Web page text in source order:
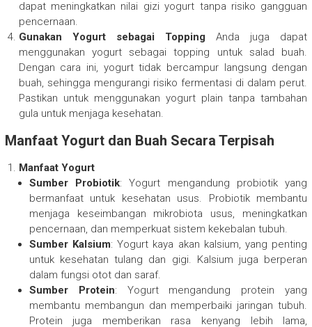
dapat meningkatkan nilai gizi yogurt tanpa risiko gangguan
pencernaan.
Gunakan Yogurt sebagai Topping Anda juga dapat
menggunakan yogurt sebagai topping untuk salad buah.
Dengan cara ini, yogurt tidak bercampur langsung dengan
buah, sehingga mengurangi risiko fermentasi di dalam perut.
Pastikan untuk menggunakan yogurt plain tanpa tambahan
gula untuk menjaga kesehatan.
Manfaat Yogurt dan Buah Secara Terpisah
Manfaat Yogurt
Sumber Probiotik: Yogurt mengandung probiotik yang
bermanfaat untuk kesehatan usus. Probiotik membantu
menjaga keseimbangan mikrobiota usus, meningkatkan
pencernaan, dan memperkuat sistem kekebalan tubuh.
Sumber Kalsium: Yogurt kaya akan kalsium, yang penting
untuk kesehatan tulang dan gigi. Kalsium juga berperan
dalam fungsi otot dan saraf.
Sumber Protein: Yogurt mengandung protein yang
membantu membangun dan memperbaiki jaringan tubuh.
Protein juga memberikan rasa kenyang lebih lama,